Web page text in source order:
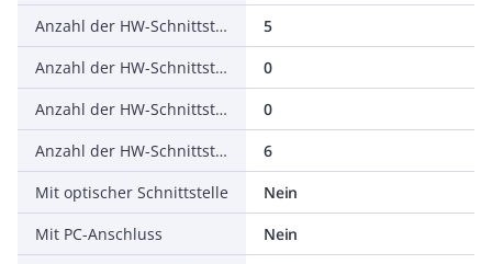
Anzahl der HW-Schnittstellen seriell TTY
5
Anzahl der HW-Schnittstellen USB
0
Anzahl der HW-Schnittstellen parallel
0
Anzahl der HW-Schnittstellen sonstige
6
Mit optischer Schnittstelle
Nein
Mit PC-Anschluss
Nein